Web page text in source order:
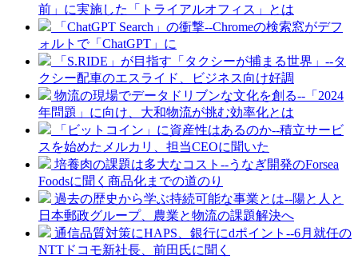
前」に実施した「トライアルオフィス」とは
「ChatGPT Search」の衝撃--Chromeの検索窓がデフ
ォルトで「ChatGPT」に
「S.RIDE」が目指す「タクシーが捕まる世界」--タ
クシー配車のエスライド、ビジネス向け好調
物流の現場でデータドリブンな文化を創る--「2024
年問題」に向け、大和物流が挑む効率化とは
「ビットコイン」に資産性はあるのか--積立サービ
スを始めたメルカリ、担当CEOに聞いた
培養肉の課題は多大なコスト--うなぎ開発のForsea
Foodsに聞く商品化までの道のり
過去の歴史から学ぶ持続可能な事業とは--陽と人と
日本郵政グループ、農業と物流の課題解決へ
通信品質対策にHAPS、銀行にdポイント--6月就任の
NTTドコモ新社長、前田氏に聞く